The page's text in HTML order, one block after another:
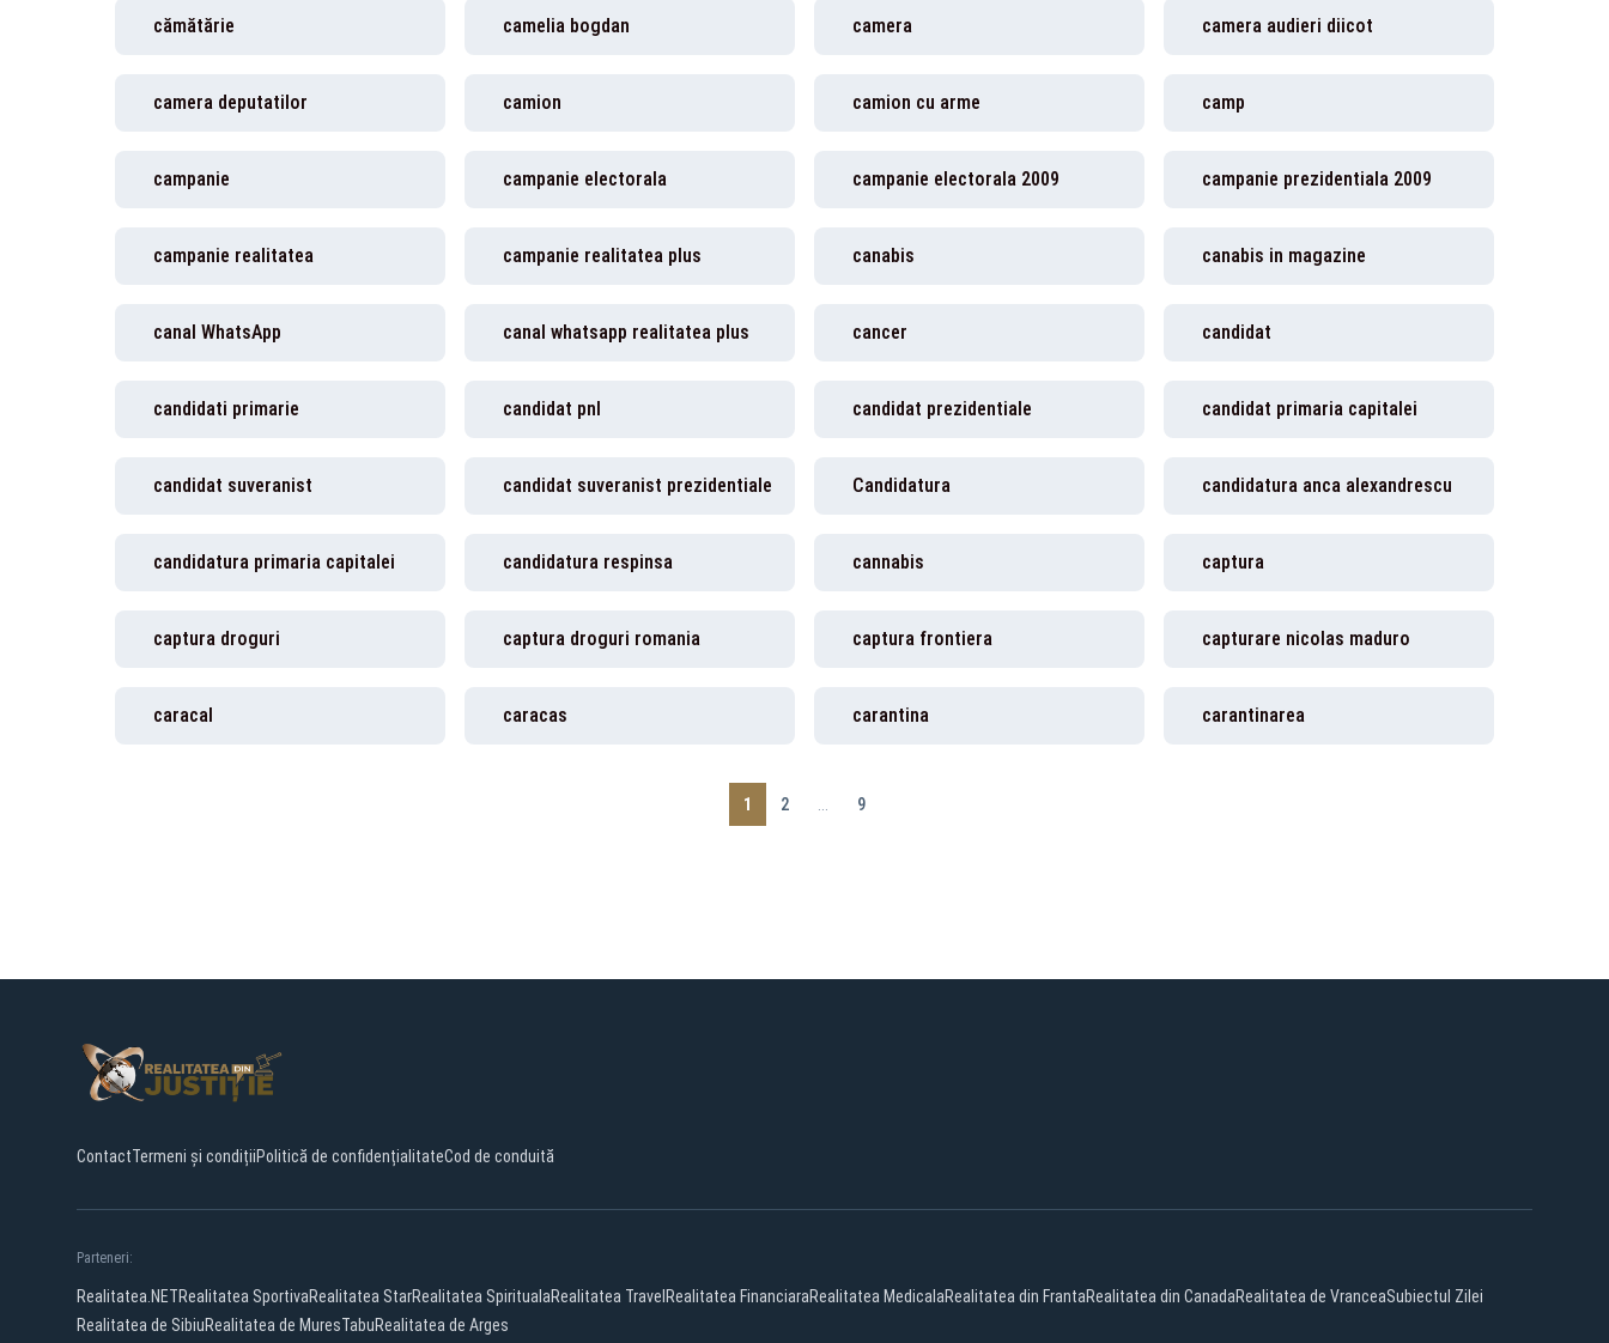
cămătărie camelia bogdan camera camera audieri diicot
camera deputatilor camion camion cu arme camp
campanie campanie electorala campanie electorala 2009 campanie prezidentiala 2009
campanie realitatea campanie realitatea plus canabis canabis in magazine
canal WhatsApp canal whatsapp realitatea plus cancer candidat
candidati primarie candidat pnl candidat prezidentiale candidat primaria capitalei
candidat suveranist candidat suveranist prezidentiale Candidatura candidatura anca alexandrescu
candidatura primaria capitalei candidatura respinsa cannabis captura
captura droguri captura droguri romania captura frontiera capturare nicolas maduro
caracal caracas carantina carantinarea
1 2 9
ContactTermeni și condițiiPolitică de confidențialitateCod de conduită
Parteneri:
Realitatea.NETRealitatea SportivaRealitatea StarRealitatea SpiritualaRealitatea Travel Realitatea FinanciaraRealitatea MedicalaRealitatea din FrantaRealitatea din CanadaRealitatea de VranceaSubiectul Zilei
Realitatea de SibiuRealitatea de MuresTabuRealitatea de Arges